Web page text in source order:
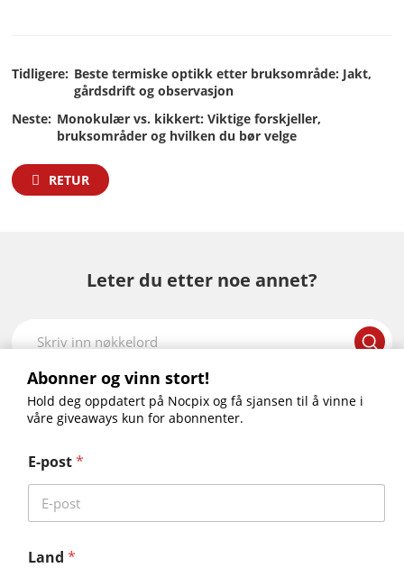
Tidligere: Beste termiske optikk etter bruksområde: Jakt,
gårdsdrift og observasjon
Neste: Monokulær vs. kikkert: Viktige forskjeller,
bruksområder og hvilken du bør velge
RETUR
Leter du etter noe annet?
ACE RM – S60R•H50R
RICO 2- S75R•H75R•H50R•L42R
Abonner og vinn stort!
Hold deg oppdatert på Nocpix og få sjansen til å vinne i
våre giveaways kun for abonnenter.
E-post*
Land *